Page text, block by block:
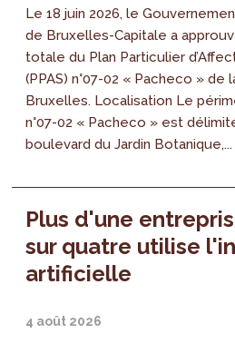
Le 18 juin 2026, le
de Bruxelles-Capitale a
totale du Plan Particulier
(PPAS) n°07-02 « Pacheco » de
Bruxelles. Localisation Le
n°07-02 « Pacheco » est
boulevard du Jardin Botanique,...
Plus d'une
sur quatre utilise
artificielle
4 août 2026